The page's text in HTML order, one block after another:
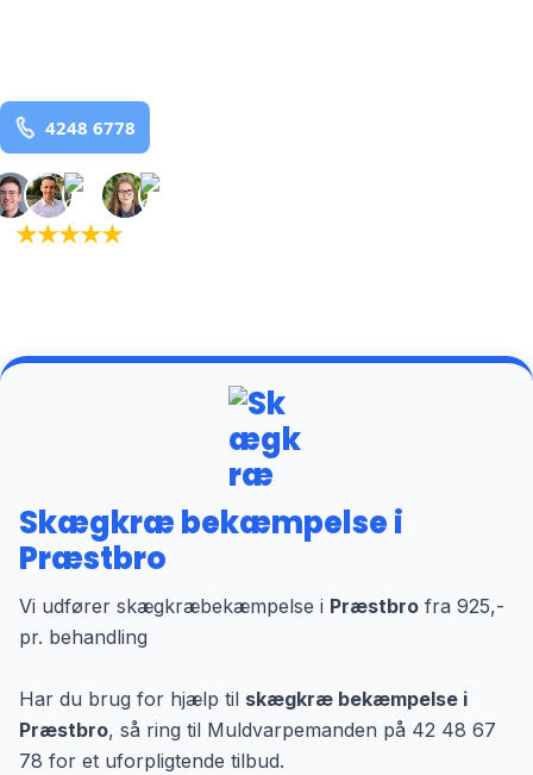
★★★★★(5,0)
Skægkræ bekæmpelse i
Præstbro
Vi udfører skægkræbekæmpelse i Præstbro fra 925,-
pr. behandling
Har du brug for hjælp til skægkræ bekæmpelse i
Præstbro, så ring til Muldvarpemanden på 42 48 67
78 for et uforpligtende tilbud.